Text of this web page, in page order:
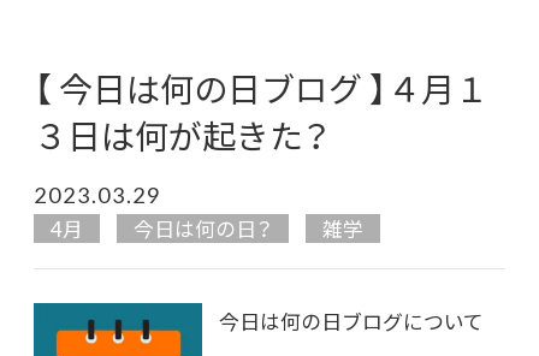
【 今日は何の日ブログ 】４月１
３日は何が起きた？
2023.03.29
4月 今日は何の日？ 雑学
今日は何の日ブログについて